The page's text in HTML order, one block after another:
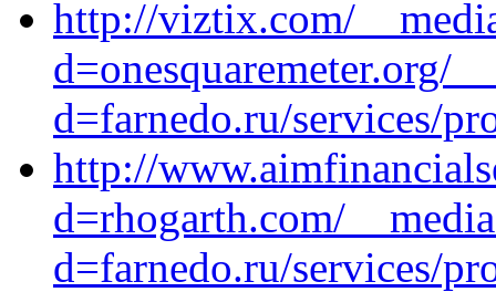
http://viztix.com/
d=onesquaremeter.org/
d=farnedo.ru/services/
http://
d=rhogarth.com/
d=farnedo.ru/services/